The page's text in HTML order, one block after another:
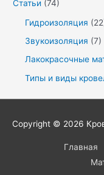
Статьи (74)
Гидроизоляция
Звукоизоляция (7)
Лакокрасочные
Типы и виды
Copyright © 2026
Главная